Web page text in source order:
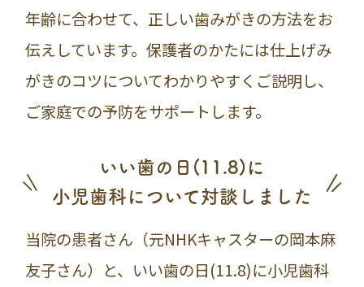
年齢に合わせて、正しい歯みがきの方法をお
伝えしています。保護者のかたには仕上げみ
がきのコツについてわかりやすくご説明し、
ご家庭での予防をサポートします。
いい歯の日(11.8)に
小児歯科について対談しました
当院の患者さん（元NHKキャスターの岡本麻
友子さん）と、いい歯の日(11.8)に小児歯科